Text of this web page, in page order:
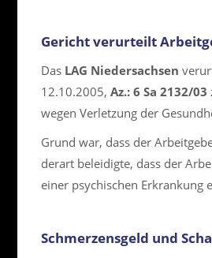
Gericht verurteilt
Das LAG Niedersachsen
12.10.2005, Az.: 6 Sa 2132/03
wegen Verletzung der
Grund war, dass der
derart beleidigte, dass der
einer psychischen Erkrankung
Schmerzensgeld und